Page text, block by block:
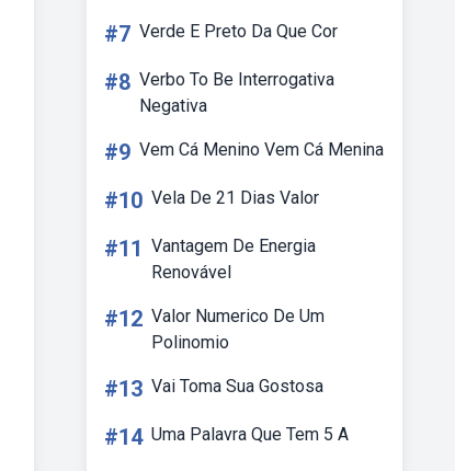
#7 Verde E Preto Da Que Cor
#8 Verbo To Be Interrogativa
Negativa
#9 Vem Cá Menino Vem Cá Menina
#10 Vela De 21 Dias Valor
#11 Vantagem De Energia
Renovável
#12 Valor Numerico De Um
Polinomio
#13 Vai Toma Sua Gostosa
#14 Uma Palavra Que Tem 5 A